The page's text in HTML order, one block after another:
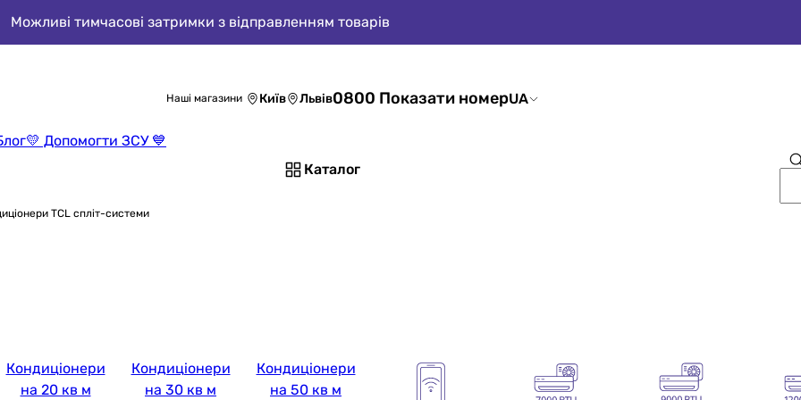
Можливі тимчасові затримки з відправленням товарів
💛 Допомогти ЗСУ 💙
Наші магазини Київ Львів0800 Показати номерUA
Каталог
TCL спліт-системи
Кондиціонери
на 20 кв м
Кондиціонери
на 30 кв м
Кондиціонери
на 50 кв м